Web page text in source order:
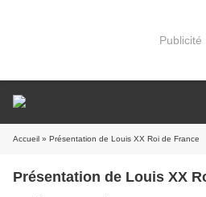
Publicité
Accueil » Présentation de Louis XX Roi de France
Présentation de Louis XX